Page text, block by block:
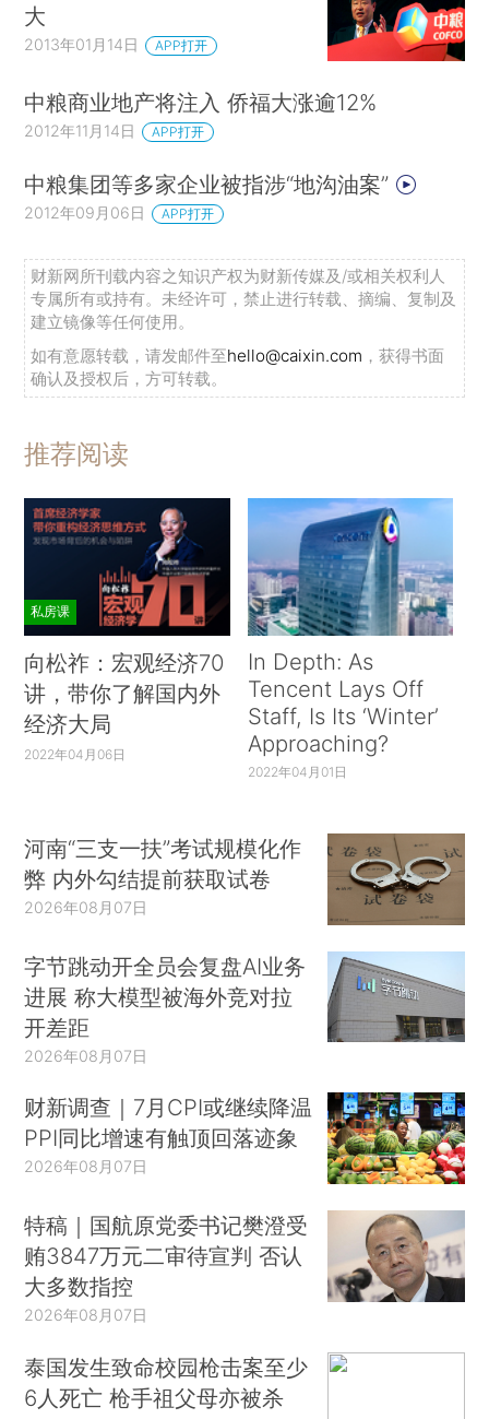
大
2013年01月14日 APP打开
中粮商业地产将注入 侨福大涨逾12%
2012年11月14日 APP打开
中粮集团等多家企业被指涉“地沟油案”
2012年09月06日 APP打开
财新网所刊载内容之知识产权为财新传媒及/或相关权利人
专属所有或持有。未经许可，禁止进行转载、摘编、复制及
建立镜像等任何使用。
如有意愿转载，请发邮件至hello@caixin.com ，获得书面
确认及授权后，方可转载。
推荐阅读
私房课
向松祚：宏观经济70
讲，带你了解国内外
经济大局
2022年04月06日
In Depth: As
Tencent Lays Off
Staff, Is Its ‘Winter’
Approaching?
2022年04月01日
河南“三支一扶”考试规模化作
弊 内外勾结提前获取试卷
2026年08月07日
字节跳动开全员会复盘AI业务
进展 称大模型被海外竞对拉
开差距
2026年08月07日
财新调查｜7月CPI或继续降温
PPI同比增速有触顶回落迹象
2026年08月07日
特稿｜国航原党委书记樊澄受
贿3847万元二审待宣判 否认
大多数指控
2026年08月07日
泰国发生致命校园枪击案至少
6人死亡 枪手祖父母亦被杀